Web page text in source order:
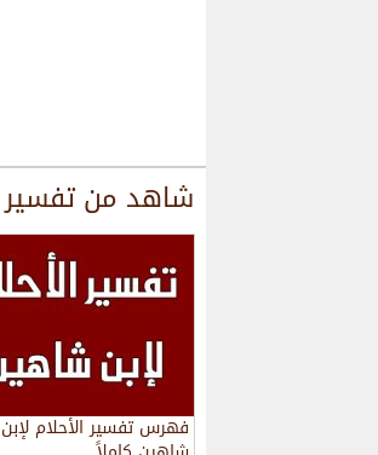
شاهد من
فهرس تفسير الأحلام لإبن